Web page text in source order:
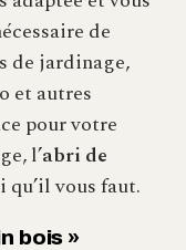
de
de jardinage,
et autres
pour votre
l’abri de
qu’il vous faut.
bois »